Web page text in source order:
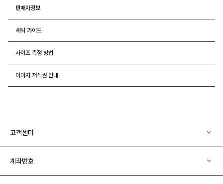
판매자정보
세탁 가이드
사이즈 측정 방법
이미지 저작권 안내
고객센터
계좌번호